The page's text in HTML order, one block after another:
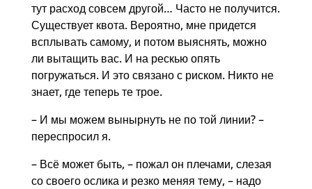
тут расход совсем другой… Часто не получится.
Существует квота. Вероятно, мне придется
всплывать самому, и потом выяснять, можно
ли вытащить вас. И на рескью опять
погружаться. И это связано с риском. Никто не
знает, где теперь те трое.
– И мы можем вынырнуть не по той линии? –
переспросил я.
– Всё может быть, – пожал он плечами, слезая
со своего ослика и резко меняя тему, – надо